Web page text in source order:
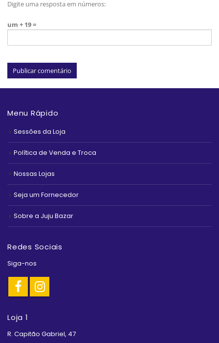
Digite uma resposta em números:
um + 19 =
Menu Rápido
Sessões da Loja
Política de Venda e Troca
Nossas Lojas
Seja um Fornecedor
Sobre a Juju Bazar
Redes Sociais
Siga-nos
Loja 1
R. Capitão Gabriel, 47